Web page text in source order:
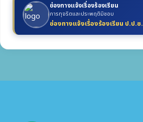
ช่องทางแจ้งเรื่องร้องเรียน
การทุจริตและประพฤติมิชอบ
ช่องทางแจ้งเรื่องร้องเรียน ป.ป.ช.